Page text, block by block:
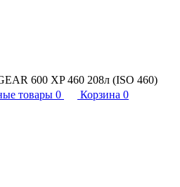
600 XP 460 208л (ISO 460)
товары 0 Корзина 0